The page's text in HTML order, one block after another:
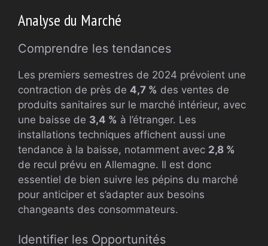
Analyse du Marché
Comprendre les tendances
Les premiers semestres de 2024 prévoient une
contraction de près de 4,7 % des ventes de
produits sanitaires sur le marché intérieur, avec
une baisse de 3,4 % à l’étranger. Les
installations techniques affichent aussi une
tendance à la baisse, notamment avec 2,8 %
de recul prévu en Allemagne. Il est donc
essentiel de bien suivre les pépins du marché
pour anticiper et s’adapter aux besoins
changeants des consommateurs.
Identifier les Opportunités